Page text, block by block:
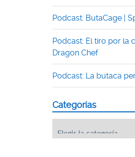
Podcast: ButaCage |
Podcast: El tiro por la
Dragon Chef
Podcast: La butaca
Categorías